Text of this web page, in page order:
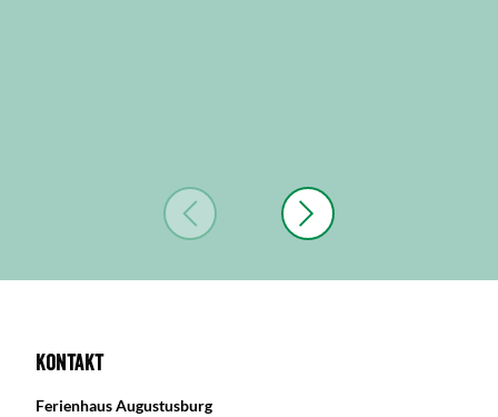
Kontakt
Ferienhaus Augustusburg